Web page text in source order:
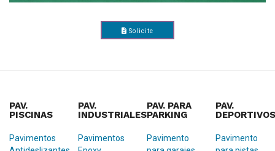
Solicite
PAV.
PISCINAS
Pavimentos
PAV.
INDUSTRIALES
Pavimentos
PAV. PARA
PARKING
Pavimento
PAV.
DEPORTIVOS
Pavimento